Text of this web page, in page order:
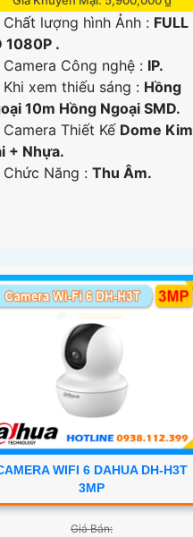
lượng hình Ảnh : FULL
1080P .
Công nghệ : IP.
xem thiếu sáng : Hồng
10m Hồng Ngoại SMD.
Thiết Kế Dome Kim
+ Nhựa.
Năng :Thu Âm.
WIFI 6 DAHUA DH-H3T
3MP
Giá Bán: